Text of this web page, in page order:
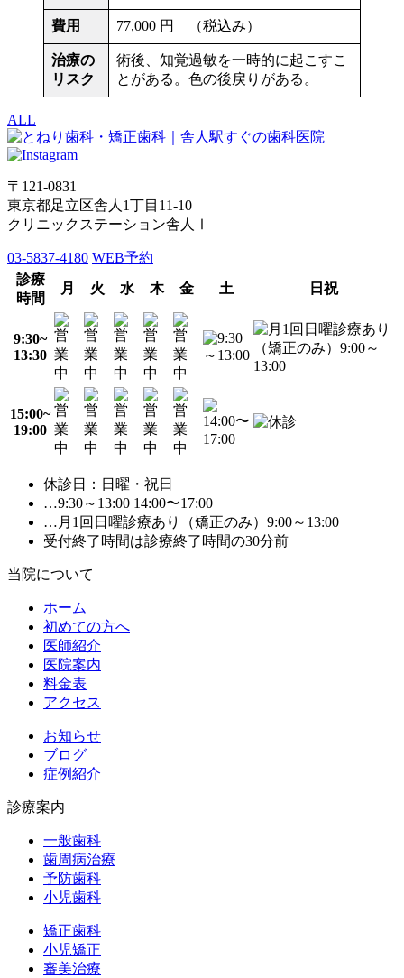
費用 77,000 円 （税込み）
治療の
リスク
術後、知覚過敏を一時的に起こすこ
とがある。色の後戻りがある。
ALL
〒121-0831
東京都足立区舎人1丁目11-10
クリニックステーション舎人Ⅰ
03-5837-4180 WEB予約
診療
時間
月 火 水 木 金 土 日祝
9:30~
13:30
15:00~
19:00
休診日：日曜・祝日
…9:30～13:00 14:00〜17:00
…月1回日曜診療あり（矯正のみ）9:00～13:00
受付終了時間は診療終了時間の30分前
当院について
ホーム
初めての方へ
医師紹介
医院案内
料金表
アクセス
お知らせ
ブログ
症例紹介
診療案内
一般歯科
歯周病治療
予防歯科
小児歯科
矯正歯科
小児矯正
審美治療